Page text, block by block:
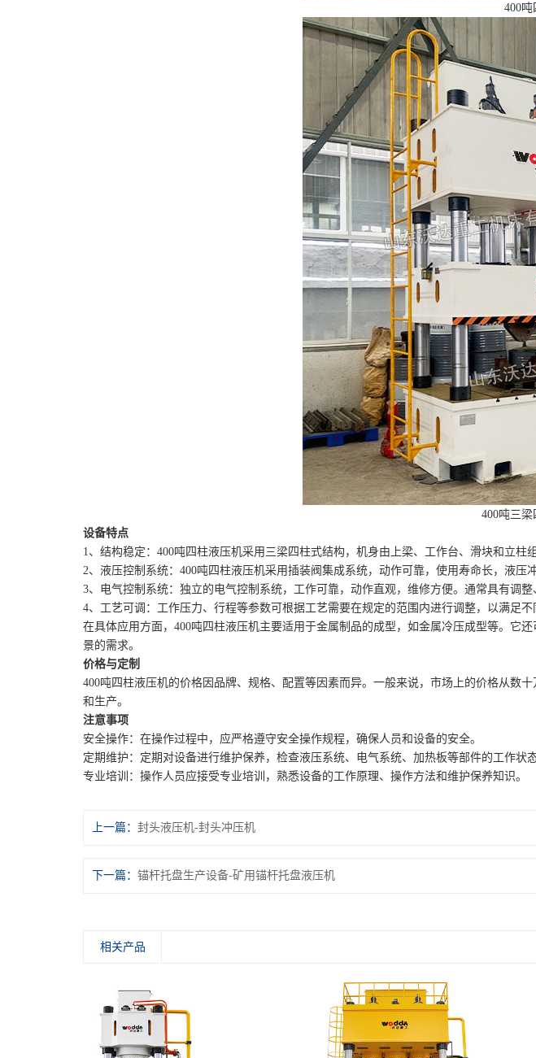
400
400吨三
设备特点
1、结构稳定：400吨四柱液压机采用三梁四柱式结构，机身由上梁、工作台、滑块和立柱
2、液压控制系统：400吨四柱液压机采用插装阀集成系统，动作可靠，使用寿命长，液压
3、电气控制系统：独立的电气控制系统，工作可靠，动作直观，维修方便。通常具有调整
4、工艺可调：工作压力、行程等参数可根据工艺需要在规定的范围内进行调整，以满足不
在具体应用方面，400吨四柱液压机主要适用于金属制品的成型，如金属冷压成型等。它
景的需求。
价格与定制
400吨四柱液压机的价格因品牌、规格、配置等因素而异。一般来说，市场上的价格从数
和生产。
注意事项
安全操作：在操作过程中，应严格遵守安全操作规程，确保人员和设备的安全。
定期维护：定期对设备进行维护保养，检查液压系统、电气系统、加热板等部件的工作状
专业培训：操作人员应接受专业培训，熟悉设备的工作原理、操作方法和维护保养知识。
上一篇： 封头液压机-封头冲压机
下一篇： 锚杆托盘生产设备-矿用锚杆托盘液压机
相关产品